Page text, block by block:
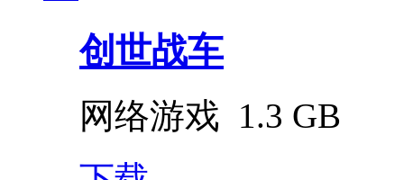
创世战车
网络游戏 1.3 GB